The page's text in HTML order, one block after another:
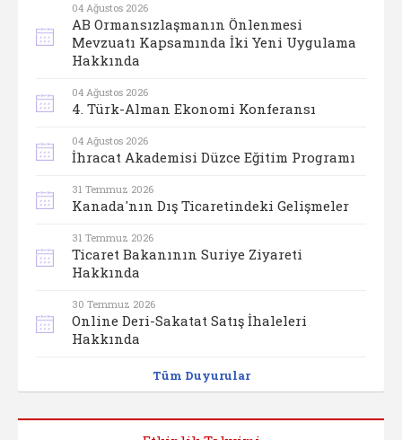
04 Ağustos 2026
AB Ormansızlaşmanın Önlenmesi
Mevzuatı Kapsamında İki Yeni Uygulama
Hakkında
04 Ağustos 2026
4. Türk-Alman Ekonomi Konferansı
04 Ağustos 2026
İhracat Akademisi Düzce Eğitim Programı
31 Temmuz 2026
Kanada'nın Dış Ticaretindeki Gelişmeler
31 Temmuz 2026
Ticaret Bakanının Suriye Ziyareti
Hakkında
30 Temmuz 2026
Online Deri-Sakatat Satış İhaleleri
Hakkında
Tüm Duyurular